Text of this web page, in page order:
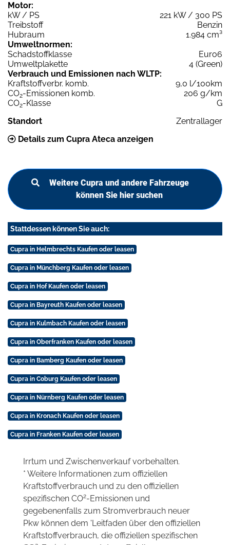
Motor:
kW / PS
221 kW / 300 PS
Treibstoff
Benzin
Hubraum
1.984 cm³
Umweltnormen:
Schadstoffklasse
Euro6
Umweltplakette
4 (Green)
Verbrauch und Emissionen nach WLTP:
Kraftstoffverbr. komb.
9,0 l/100km
CO2-Emissionen komb.
206 g/km
CO2-Klasse
G
Standort
Zentrallager
Details zum Cupra Ateca anzeigen
Weitere Cupra und andere Fahrzeuge
können Sie hier suchen
Stattdessen können Sie auch:
Cupra in Helmbrechts Kaufen oder leasen
Cupra in Münchberg Kaufen oder leasen
Cupra in Hof Kaufen oder leasen
Cupra in Bayreuth Kaufen oder leasen
Cupra in Kulmbach Kaufen oder leasen
Cupra in Oberfranken Kaufen oder leasen
Cupra in Bamberg Kaufen oder leasen
Cupra in Coburg Kaufen oder leasen
Cupra in Nürnberg Kaufen oder leasen
Cupra in Kronach Kaufen oder leasen
Cupra in Franken Kaufen oder leasen
Irrtum und Zwischenverkauf vorbehalten.
* Weitere Informationen zum offiziellen
Kraftstoffverbrauch und zu den offiziellen
spezifischen CO2-Emissionen und
gegebenenfalls zum Stromverbrauch neuer
Pkw können dem 'Leitfaden über den offiziellen
Kraftstoffverbrauch, die offiziellen spezifischen